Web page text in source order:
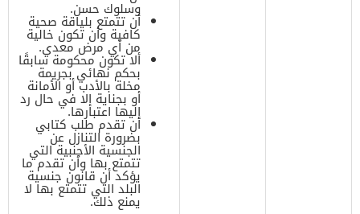
وسلوك حسن.
أن تتمتع بلياقة صحية
كافية وأن تكون خالية
من أي مرض معدي.
ألا تكون محكومة سابقًا
بحكم نهائي بجريمة
مخلة بالأدب أو الأمانة
أو بجناية إلا في حال رد
إليها اعتبارها.
أن تقدم طلب كتابي
بضرورة التنازل عن
الجنسية الأجنبية التي
تتمتع بها وأن تقدم ما
يؤكد أن قانون جنسية
البلد التي تتمتع بها لا
يمنع ذلك.